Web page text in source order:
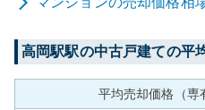
高岡駅駅の中古戸建ての平
平均売却価格（専